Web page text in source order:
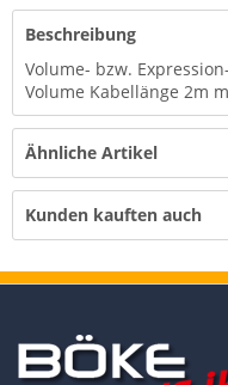
Beschreibung
Volume- bzw.
Volume Kabellänge 2m
Ähnliche Artikel
Kunden kauften auch